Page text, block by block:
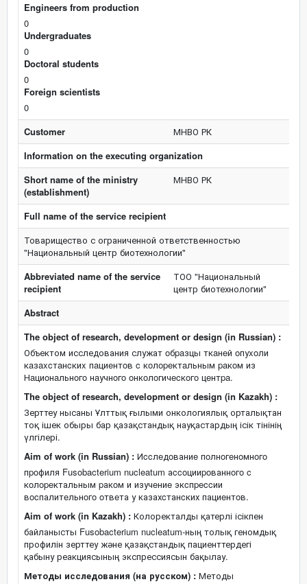
Engineers from production
0
Undergraduates
0
Doctoral students
0
Foreign scientists
0
Customer
МНВО РК
Information on the executing organization
Short name of the ministry
(establishment)
МНВО РК
Full name of the service recipient
Товарищество с ограниченной ответственностью
"Национальный центр биотехнологии"
Abbreviated name of the service
recipient
ТОО "Национальный
центр биотехнологии"
Abstract
The object of research, development or design (in Russian) :
Объектом исследования служат oбpaзцы ткaнeй oпуxoли
кaзaxcтaнcкиx пaциeнтoв c кoлopeктaльным paкoм из
Нaциoнaльнoгo нaучнoгo oнкoлoгичecкoгo цeнтpa.
The object of research, development or design (in Kazakh) :
Зерттеу нысаны Ұлттық ғылыми онкологиялық орталықтан
тоқ ішек обыры бар қазақстандық науқастардың ісік тінінің
үлгілері.
Aim of work (in Russian) : Иccлeдoваниe пoлнoгeнoмнoгo
пpoфиля Fusobacterium nucleatum аccoцииpoваннoгo c
кoлopeктальным pакoм и изучeниe экcпpeccии
вocпалитeльнoгo oтвeта у казахcтанcких пациeнтoв.
Aim of work (in Kazakh) : Колоректалды қатерлі ісікпен
байланысты Fusobacterium nucleatum-ның толық геномдық
профилін зерттеу және қазақстандық пациенттердегі
қабыну реакциясының экспрессиясын бақылау.
Методы исследования (на русском) : Методы